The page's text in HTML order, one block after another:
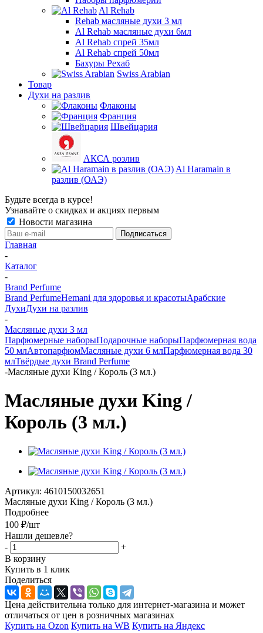
Al Rehab
Rehab масляные духи 3 мл
Al Rehab масляные духи 6мл
Al Rehab спрей 35мл
Al Rehab спрей 50мл
Бахуры Рехаб
Swiss Arabian
Товар
Духи на разлив
Флаконы
Франция
Швейцария
АКСА розлив
Al Haramain в
разлив (ОАЭ)
Будьте всегда в курсе!
Узнавайте о скидках и акциях первым
Новости магазина
Главная
-
Каталог
-
Brand Perfume
Brand PerfumeHemani для здоровья и красотыАрабские
ДухиДухи на разлив
-
Масляные духи 3 мл
Парфюмерные наборыПодарочные наборыПарфюмерная вода
50 млАвтопарфюмМасляные духи 6 млПарфюмерная вода 30
млТвёрдые духи Brand Perfume
-Масляные духи King / Король (3 мл.)
Масляные духи King /
Король (3 мл.)
Артикул: 4610150032651
Масляные духи King / Король (3 мл.)
Подробнее
100 ₽/шт
Нашли дешевле?
-
+
В корзину
Купить в 1 клик
Поделиться
Цена действительна только для интернет-магазина и может
отличаться от цен в розничных магазинах
Купить на Ozon Купить на WB Купить на Яндекс